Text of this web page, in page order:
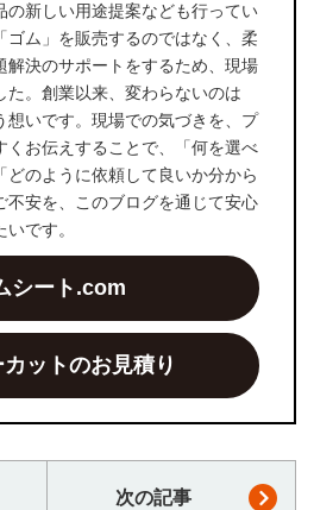
の新しい用途提案なども行ってい
ゴム」を販売するのではなく、柔
解決のサポートをするため、現場
た。創業以来、変わらないのは
想いです。現場での気づきを、プ
くお伝えすることで、「何を選べ
どのように依頼して良いか分から
不安を、このブログを通じて安心
です。
シート.com
ットのお見積り
次の記事